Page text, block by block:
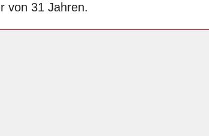
von 31 Jahren.